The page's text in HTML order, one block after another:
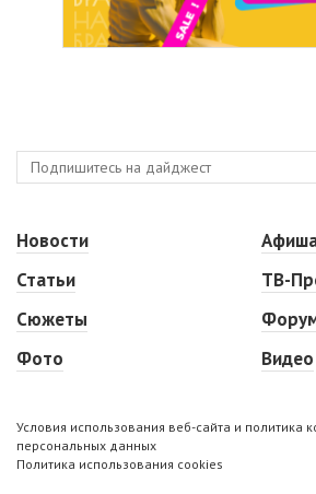
Новости
Статьи
Сюжеты
Фото
ТВ-
Видео
Условия использования веб-сайта и политика
персональных данных
Политика использования cookies